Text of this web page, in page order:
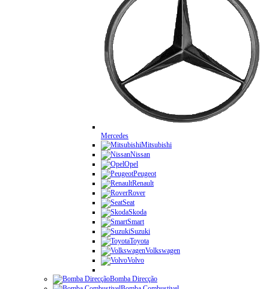
Mercedes
Mitsubishi
Nissan
Opel
Peugeot
Renault
Rover
Seat
Skoda
Smart
Suzuki
Toyota
Volkswagen
Volvo
Bomba Direcção